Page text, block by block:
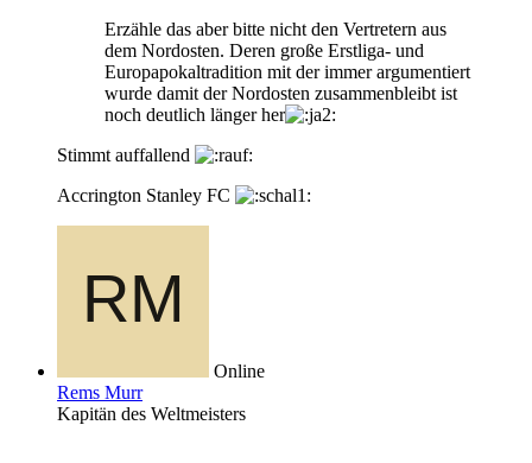
Erzähle das aber bitte nicht den Vertretern aus
dem Nordosten. Deren große Erstliga- und
Europapokaltradition mit der immer argumentiert
wurde damit der Nordosten zusammenbleibt ist
noch deutlich länger her
Stimmt auffallend
Accrington Stanley FC
Online
Rems Murr
Kapitän des Weltmeisters